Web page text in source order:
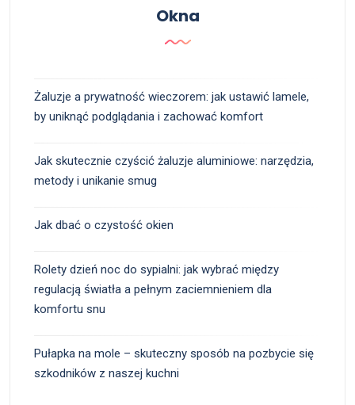
Okna
Żaluzje a prywatność wieczorem: jak ustawić lamele,
by uniknąć podglądania i zachować komfort
Jak skutecznie czyścić żaluzje aluminiowe: narzędzia,
metody i unikanie smug
Jak dbać o czystość okien
Rolety dzień noc do sypialni: jak wybrać między
regulacją światła a pełnym zaciemnieniem dla
komfortu snu
Pułapka na mole – skuteczny sposób na pozbycie się
szkodników z naszej kuchni